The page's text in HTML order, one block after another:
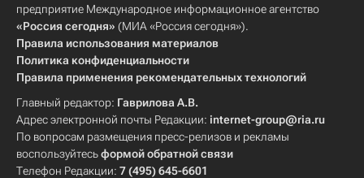
предприятие Международное информационное агентство
«Россия сегодня» (МИА «Россия сегодня»).
Правила использования материалов
Политика конфиденциальности
Правила применения рекомендательных технологий
Главный редактор: Гаврилова А.В.
Адрес электронной почты Редакции: internet-group@ria.ru
По вопросам размещения пресс-релизов и рекламы
воспользуйтесьформой обратной связи
Телефон Редакции: 7 (495) 645-6601